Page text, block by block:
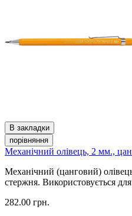
В закладки
порівняння
Механічний олівець, 2 мм.,
Механічний (цанговий)
стержня. Використовується
282.00 грн.